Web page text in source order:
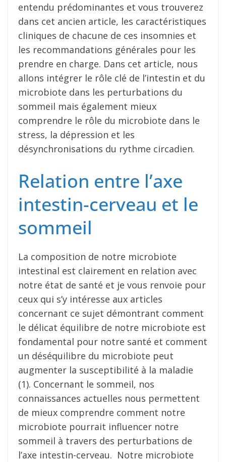
entendu prédominantes et vous trouverez
dans cet ancien article, les caractéristiques
cliniques de chacune de ces insomnies et
les recommandations générales pour les
prendre en charge. Dans cet article, nous
allons intégrer le rôle clé de l’intestin et du
microbiote dans les perturbations du
sommeil mais également mieux
comprendre le rôle du microbiote dans le
stress, la dépression et les
désynchronisations du rythme circadien.
Relation entre l’axe
intestin-cerveau et le
sommeil
La composition de notre microbiote
intestinal est clairement en relation avec
notre état de santé et je vous renvoie pour
ceux qui s’y intéresse aux articles
concernant ce sujet démontrant comment
le délicat équilibre de notre microbiote est
fondamental pour notre santé et comment
un déséquilibre du microbiote peut
augmenter la susceptibilité à la maladie
(1). Concernant le sommeil, nos
connaissances actuelles nous permettent
de mieux comprendre comment notre
microbiote pourrait influencer notre
sommeil à travers des perturbations de
l’axe intestin-cerveau. Notre microbiote